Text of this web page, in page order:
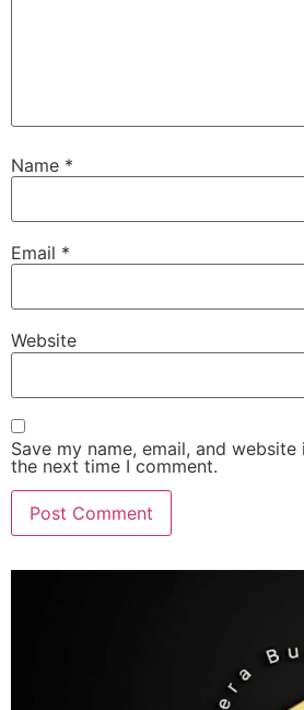
Name *
Email *
Website
Save my name, email, and
the next time I comment.